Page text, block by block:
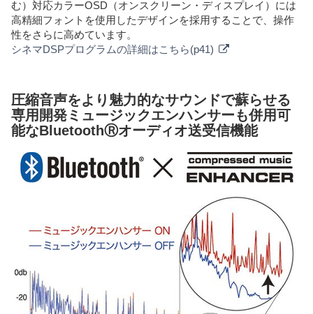
む）対応カラーOSD（オンスクリーン・ディスプレイ）には
高精細フォントを使用したデザインを採用することで、操作
性をさらに高めています。
シネマDSPプログラムの詳細はこちら(p41)
圧縮音声をより魅力的なサウンドで蘇らせる
専用開発ミュージックエンハンサーも併用可
能なBluetoothⓇオーディオ送受信機能